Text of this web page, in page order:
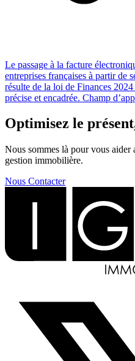
Le passage à la facture
entreprises françaises à partir de
résulte de la loi de Finances
précise et encadrée. Champ
Optimisez le
Nous sommes là pour vous aider
gestion immobilière.
Nous Contacter